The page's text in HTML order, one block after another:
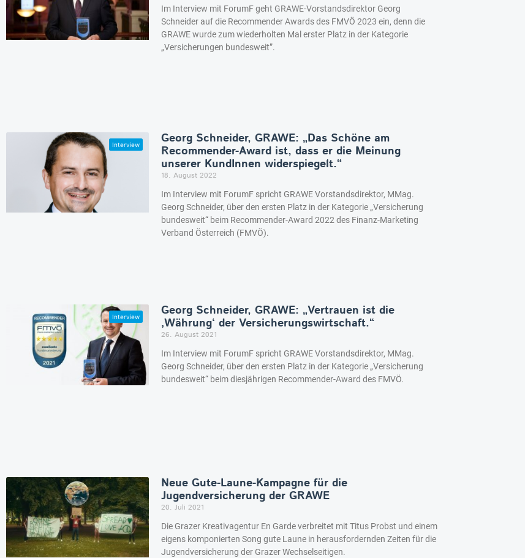
Im Interview mit ForumF geht GRAWE-Vorstandsdirektor Georg
Schneider auf die Recommender Awards des FMVÖ 2023 ein, denn die
GRAWE wurde zum wiederholten Mal erster Platz in der Kategorie
„Versicherungen bundesweit”.
Georg Schneider, GRAWE: „Das Schöne am
Recommender-Award ist, dass er die Meinung
unserer KundInnen widerspiegelt.“
18. August 2022
Im Interview mit ForumF spricht GRAWE Vorstandsdirektor, MMag.
Georg Schneider, über den ersten Platz in der Kategorie „Versicherung
bundesweit“ beim Recommender-Award 2022 des Finanz-Marketing
Verband Österreich (FMVÖ).
Georg Schneider, GRAWE: „Vertrauen ist die
‚Währung‘ der Versicherungswirtschaft.“
26. August 2021
Im Interview mit ForumF spricht GRAWE Vorstandsdirektor, MMag.
Georg Schneider, über den ersten Platz in der Kategorie „Versicherung
bundesweit“ beim diesjährigen Recommender-Award des FMVÖ.
Neue Gute-Laune-Kampagne für die
Jugendversicherung der GRAWE
20. Juli 2021
Die Grazer Kreativagentur En Garde verbreitet mit Titus Probst und einem
eigens komponierten Song gute Laune in herausfordernden Zeiten für die
Jugendversicherung der Grazer Wechselseitigen.